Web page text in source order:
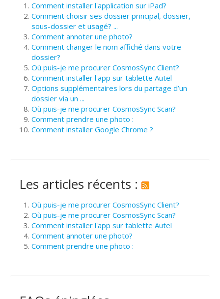
Comment installer l'application sur iPad?
Comment choisir ses dossier principal, dossier,
sous-dossier et usagé? ...
Comment annoter une photo?
Comment changer le nom affiché dans votre
dossier?
Où puis-je me procurer CosmosSync Client?
Comment installer l'app sur tablette Autel
Options supplémentaires lors du partage d’un
dossier via un ...
Où puis-je me procurer CosmosSync Scan?
Comment prendre une photo :
Comment installer Google Chrome ?
Les articles récents :
Où puis-je me procurer CosmosSync Client?
Où puis-je me procurer CosmosSync Scan?
Comment installer l'app sur tablette Autel
Comment annoter une photo?
Comment prendre une photo :